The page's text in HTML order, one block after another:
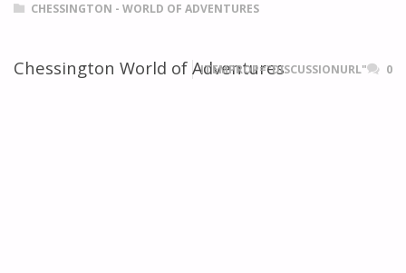
CHESSINGTON - WORLD OF ADVENTURES
Chessington World of AdventuresITEMPROP="DISCUSSIONURL" 0